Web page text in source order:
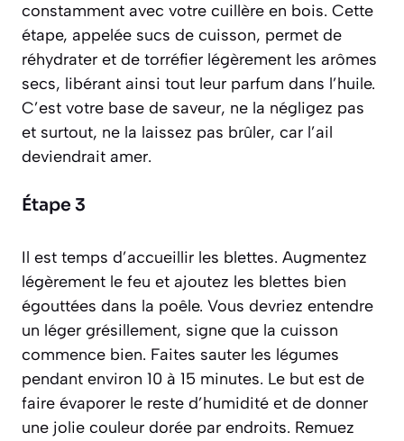
constamment avec votre cuillère en bois. Cette
étape, appelée sucs de cuisson, permet de
réhydrater et de torréfier légèrement les arômes
secs, libérant ainsi tout leur parfum dans l’huile.
C’est votre base de saveur, ne la négligez pas
et surtout, ne la laissez pas brûler, car l’ail
deviendrait amer.
Étape 3
Il est temps d’accueillir les blettes. Augmentez
légèrement le feu et ajoutez les blettes bien
égouttées dans la poêle. Vous devriez entendre
un léger grésillement, signe que la cuisson
commence bien. Faites sauter les légumes
pendant environ 10 à 15 minutes. Le but est de
faire évaporer le reste d’humidité et de donner
une jolie couleur dorée par endroits. Remuez